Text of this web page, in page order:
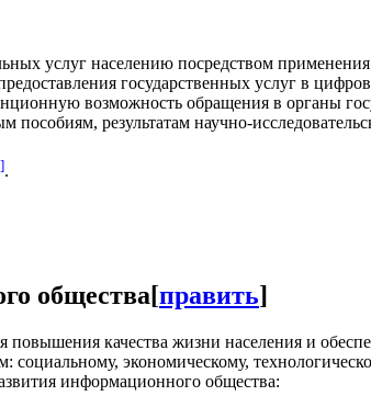
услуг населению посредством
государственных услуг в
возможность обращения в органы
пособиям, результатам научно-
.
общества[править]
качества жизни населения и
социальному, экономическому,
информационного общества: